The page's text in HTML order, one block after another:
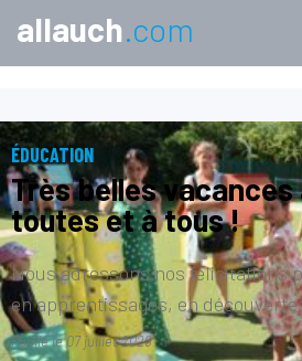
allauch.com
ÉDUCATION
Très belles vacances
toutes et à tous !
Nous adressons nos félicitations
en apprentissages, en
Publié le07 juillet 2026